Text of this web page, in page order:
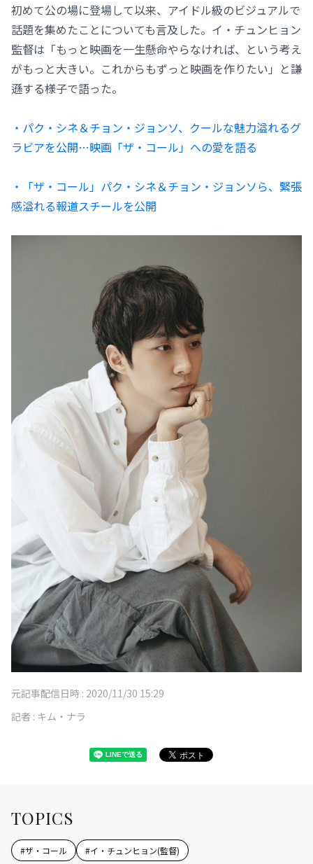
初めて公の場に登場して以来、アイドル級のビジュアルで
話題を集めたことについても言及した。イ・チュンヒョン
監督は「もっと映画を一生懸命やらなければ、という考え
がもっと大きい。これからもずっと映画を作りたい」と謙
遜する様子で語った。
・パク・シネ＆チョン・ジョンソ、クールな魅力溢れるグ
ラビアを公開…映画「ザ・コール」への愛を語る
・「ザ・コール」パク・シネ＆チョン・ジョンソら、緊張
感溢れる報道スチールを公開
元記事配信日時 : 2020/11/30 15:29
記者 : キム・ナラ
TOPICS
#ザ・コール #イ・チュンヒョン(監督)